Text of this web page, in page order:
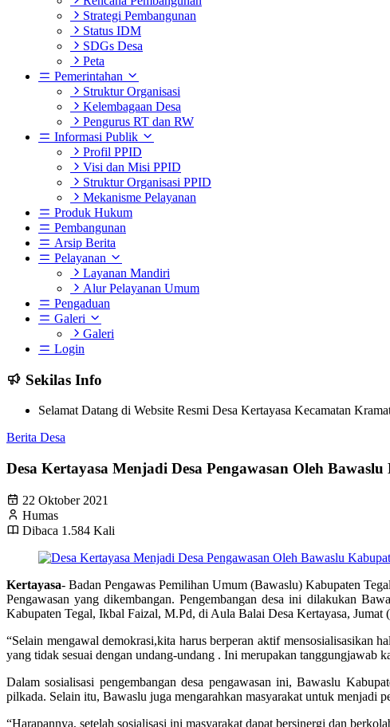
Strategi Pembangunan
Status IDM
SDGs Desa
Peta
Pemerintahan
Struktur Organisasi
Kelembagaan Desa
Pengurus RT dan RW
Informasi Publik
Profil PPID
Visi dan Misi PPID
Struktur Organisasi PPID
Mekanisme Pelayanan
Produk Hukum
Pembangunan
Arsip Berita
Pelayanan
Layanan Mandiri
Alur Pelayanan Umum
Pengaduan
Galeri
Galeri
Login
Sekilas Info
Selamat Datang di Website Resmi Desa Kertayasa Kecamatan
Berita Desa
Desa Kertayasa Menjadi Desa Pengawasan Oleh
22 Oktober 2021
Humas
Dibaca 1.584 Kali
Kertayasa- Badan Pengawas Pemilihan Umum (Bawaslu) Kabupaten
Pengawasan yang dikembangan. Pengembangan desa ini dilakukan
Kabupaten Tegal, Ikbal Faizal, M.Pd, di Aula Balai Desa Kertayasa,
“Selain mengawal demokrasi,kita harus berperan aktif mensosialisasikan
yang tidak sesuai dengan undang-undang . Ini merupakan tanggungjawab
Dalam sosialisasi pengembangan desa pengawasan ini, Bawaslu
pilkada. Selain itu, Bawaslu juga mengarahkan masyarakat untuk menjadi
“Harapannya, setelah sosialisasi ini masyarakat dapat bersinergi dan